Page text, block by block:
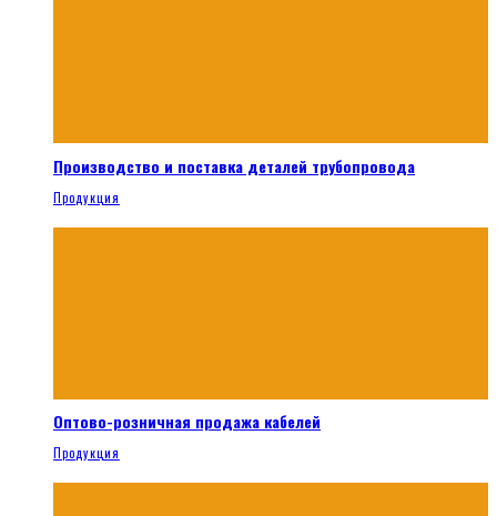
Производство и поставка деталей трубопровода
Продукция
Оптово-розничная продажа кабелей
Продукция